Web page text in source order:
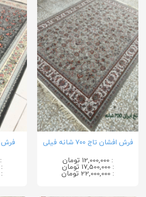
فرش افشان تاج ۷۰۰ شانه فیلی
: 12,000,000 تومان
: 17,500,000 تومان
: 22,000,000 تومان
: 12,000,000 تومان
:
: 22,000,000 تومان